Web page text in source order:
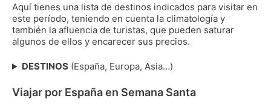
Aquí tienes una lista de destinos indicados para visitar en
este período, teniendo en cuenta la climatología y
también la afluencia de turistas, que pueden saturar
algunos de ellos y encarecer sus precios.
DESTINOS(España, Europa, Asia…)
Viajar por España en Semana Santa